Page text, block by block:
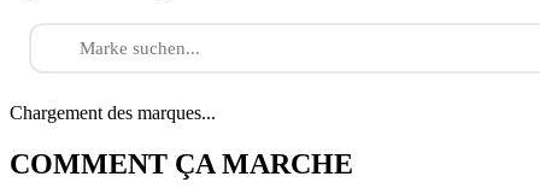
Chargement des marques...
COMMENT ÇA MARCHE